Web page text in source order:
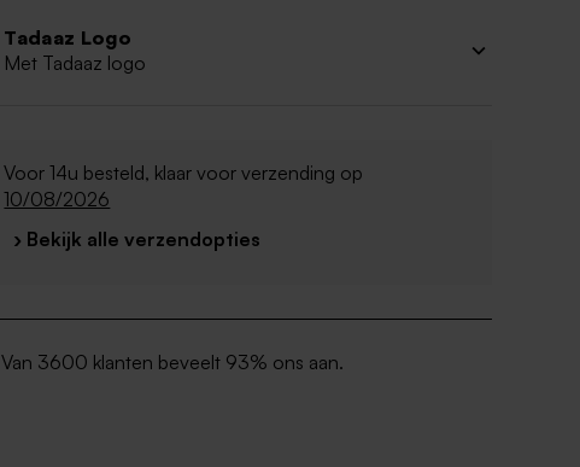
Tadaaz Logo
Met Tadaaz logo
Voor 14u besteld, klaar voor verzending op
10/08/2026
› Bekijk alle verzendopties
Van 3600 klanten beveelt 93% ons aan.